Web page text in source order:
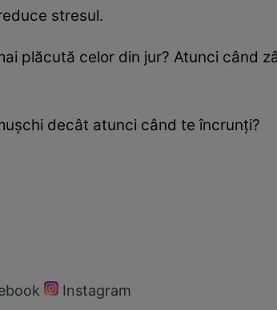
stresul.
plăcută celor din jur? Atunci când
decât atunci când te încrunţi?
Instagram